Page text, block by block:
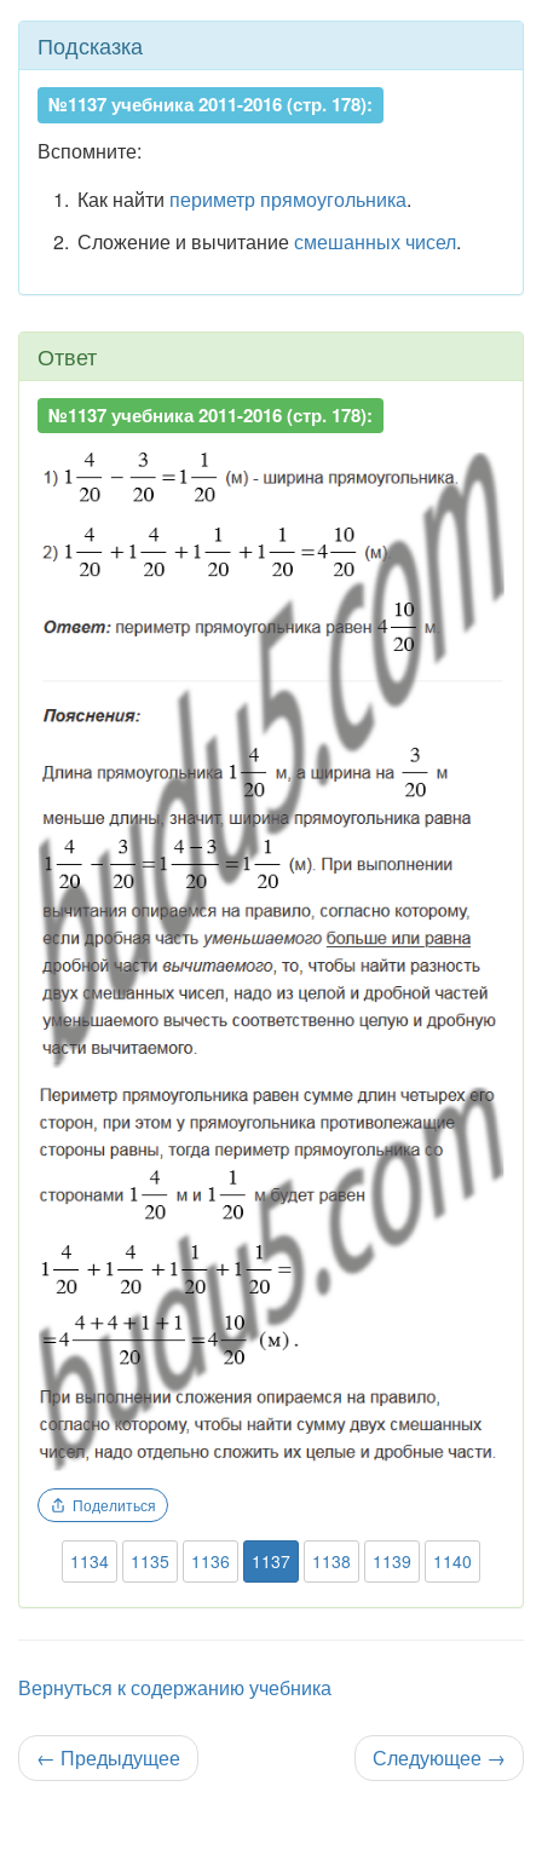
Подсказка
№1137 учебника 2011-2016 (стр. 178):
Вспомните:
Как найти периметр прямоугольника.
Сложение и вычитаниесмешанных чисел.
Ответ
№1137 учебника 2011-2016 (стр. 178):
Поделиться
1134 1135 1136 1137 1138 1139 1140
Вернуться к содержанию учебника
← Предыдущее Следующее →